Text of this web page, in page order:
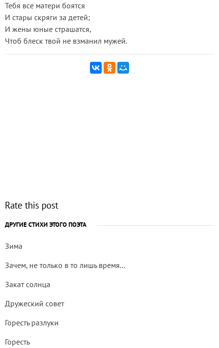
Тебя все матери боятся
И стары скряги за детей;
И жены юные страшатся,
Чтоб блеск твой не взманил мужей.
Rate this post
ДРУГИЕ СТИХИ ЭТОГО ПОЭТА
Зима
Зачем, не только в то лишь время...
Закат солнца
Дружеский совет
Горесть разлуки
Горесть